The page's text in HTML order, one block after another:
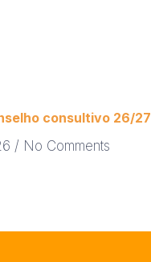
consultivo 26/27
No Comments